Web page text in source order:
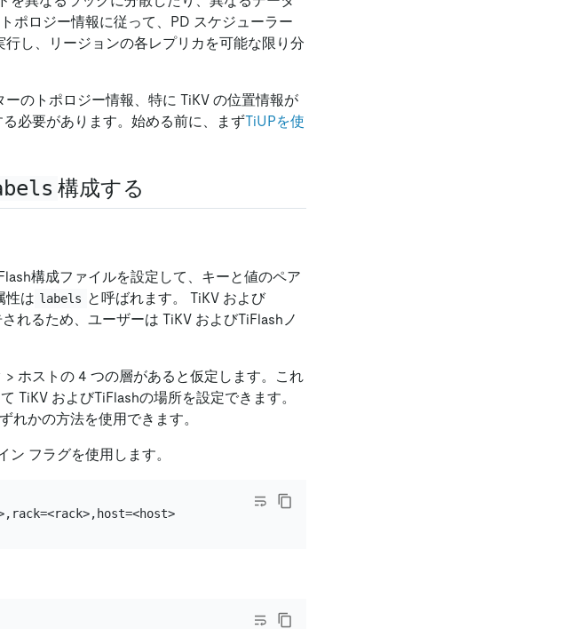
ポロジー情報に従って、PD スケジューラー
し、リージョンの各レプリカを可能な限り分
のトポロジー情報、特に TiKV の位置情報が
必要があります。始める前に、まずTiUPを使
構成する
構成ファイルを設定して、キーと値のペア
性は labels と呼ばれます。 TiKV および
れるため、ユーザーは TiKV およびTiFlashノ
> ホストの 4 つの層があると仮定します。これ
TiKV およびTiFlashの場所を設定できます。
れかの方法を使用できます。
フラグを使用します。
tikv-server --labels zone=<zone>,dc=<dc>,rack=<rack>,host=<host>